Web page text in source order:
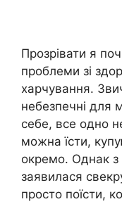
Прозрівати я
проблеми зі
харчування.
небезпечні для
себе, все одно
можна їсти,
окремо. Однак з
заявилася
просто поїсти,